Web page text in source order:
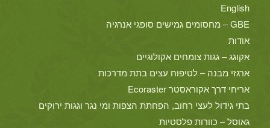
English
GBE – מחסומים גמישים סופגי אנרגיה
אודות
אקוגג – גגות צומחים אקולוגיים
ארגזי מבנה – לטיפוח עצים בתת מדרכות
אריחי דרך אקוראסטר Ecoraster
בתי גידול לעצי רחוב, הפחתת הצפות ומי נגר וגגות ירוקים
גאוסל – כוורות פלסטיות